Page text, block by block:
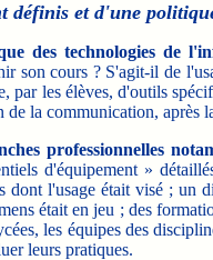
définis et d'une
des technologies de
son cours ? S'agit-il de
par les élèves, d'outils
la communication, après
professionnelles
d'équipement »
dont l'usage était visé ; un
était en jeu ; des
les équipes des
leurs pratiques.